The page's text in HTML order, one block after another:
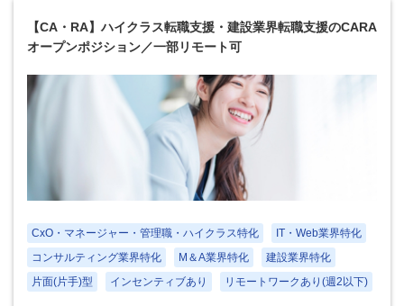
【CA・RA】ハイクラス転職支援・建設業界転職支援のCARA
オープンポジション／一部リモート可
CxO・マネージャー・管理職・ハイクラス特化
IT・Web業界特化
コンサルティング業界特化
M＆A業界特化
建設業界特化
片面(片手)型
インセンティブあり リモートワークあり(週2以下)